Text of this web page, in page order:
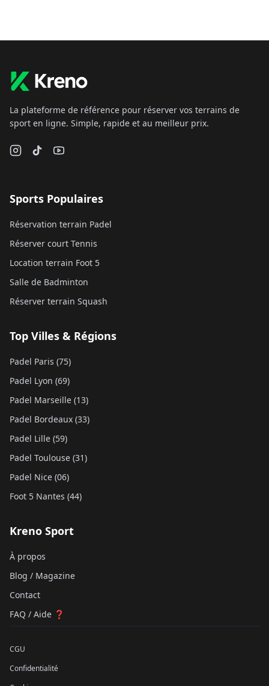
La plateforme de référence pour réserver vos terrains de
sport en ligne. Simple, rapide et au meilleur prix.
Sports Populaires
Réservation terrain Padel
Réserver court Tennis
Location terrain Foot 5
Salle de Badminton
Réserver terrain Squash
Top Villes & Régions
Padel Paris (75)
Padel Lyon (69)
Padel Marseille (13)
Padel Bordeaux (33)
Padel Lille (59)
Padel Toulouse (31)
Padel Nice (06)
Foot 5 Nantes (44)
Kreno Sport
À propos
Blog / Magazine
Contact
FAQ / Aide ❓
CGU
Confidentialité